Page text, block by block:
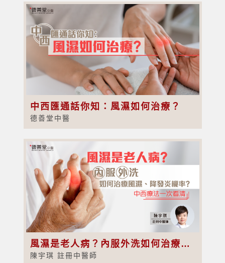
中西匯通話你知：風濕如何治療？
德善堂中醫
風濕是老人病？內服外洗如何治療風濕、降發炎機率？中西療法一次看清
陳宇琪 註冊中醫師